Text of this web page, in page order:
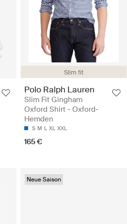
Slim fit
Polo Ralph Lauren
Slim Fit Gingham
Oxford Shirt - Oxford-
Hemden
S M L XL XXL
165 €
Neue Saison